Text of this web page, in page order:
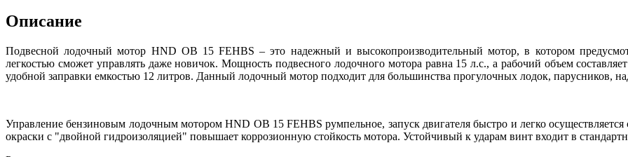
Описание
Подвесной лодочный мотор HND OB 15 FEHBS – это надежный и высокопроизводительный мотор, в котором
легкостью сможет управлять даже новичок. Мощность подвесного лодочного мотора равна 15 л.с., а рабочий объем
удобной заправки емкостью 12 литров. Данный лодочный мотор подходит для большинства прогулочных лодок, парусников,
Управление бензиновым лодочным мотором HND OB 15 FEHBS румпельное, запуск двигателя быстро и легко
окраски с "двойной гидроизоляцией" повышает коррозионную стойкость мотора. Устойчивый к ударам винт входит в